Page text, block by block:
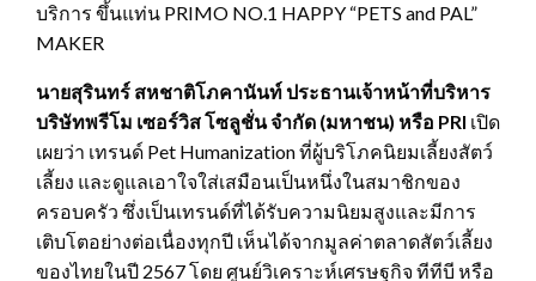
บริการ ขึ้นแท่น PRIMO NO.1 HAPPY “PETS and PAL”
MAKER
นายสุรินทร์ สหชาติโภคานันท์ ประธานเจ้าหน้าที่บริหาร
บริษัทพรีโม เซอร์วิส โซลูชั่น จำกัด (มหาชน) หรือ PRI เปิด
เผยว่า เทรนด์ Pet Humanization ที่ผู้บริโภคนิยมเลี้ยงสัตว์
เลี้ยง และดูแลเอาใจใส่เสมือนเป็นหนึ่งในสมาชิกของ
ครอบครัว ซึ่งเป็นเทรนด์ที่ได้รับความนิยมสูงและมีการ
เติบโตอย่างต่อเนื่องทุกปี เห็นได้จากมูลค่าตลาดสัตว์เลี้ยง
ของไทยในปี 2567 โดย ศูนย์วิเคราะห์เศรษฐกิจ ทีทีบี หรือ